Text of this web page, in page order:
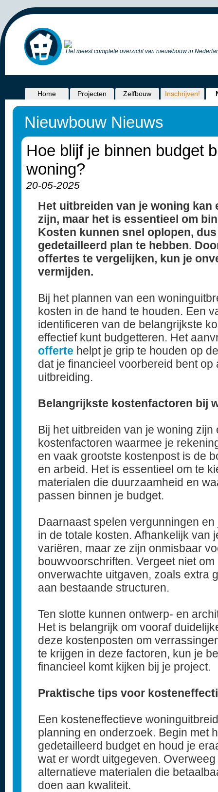
Het meest complete overzicht van nieuwbouw in
Home Projecten Zelfbouw Inschrijven!
Nieuwbouw Nieuws
Hoe blijf je binnen budget
woning?
20-05-2025
Het uitbreiden van je woning kan
zijn, maar het is essentieel om
Kosten kunnen snel oplopen,
gedetailleerd plan te hebben.
offertes te vergelijken, kun je
vermijden.
Bij het plannen van een
kosten in de hand te houden. Een
identificeren van de belangrijkste
effectief kunt budgetteren. Het
offerte helpt je grip te houden op
dat je financieel voorbereid bent
uitbreiding.
Belangrijkste kostenfactoren bij
Bij het uitbreiden van je woning
kostenfactoren waarmee je
en vaak grootste kostenpost is de
en arbeid. Het is essentieel om te
materialen die duurzaamheid en
passen binnen je budget.
Daarnaast spelen vergunningen
in de totale kosten. Afhankelijk van
variëren, maar ze zijn onmisbaar
bouwvoorschriften. Vergeet niet
onverwachte uitgaven, zoals extra
aan bestaande structuren.
Ten slotte kunnen ontwerp- en
Het is belangrijk om vooraf
deze kostenposten om
te krijgen in deze factoren, kun je
financieel komt kijken bij je project.
Praktische tips voor
Een kosteneffectieve
planning en onderzoek. Begin met
gedetailleerd budget en houd je
wat er wordt uitgegeven.
alternatieve materialen die
doen aan kwaliteit.